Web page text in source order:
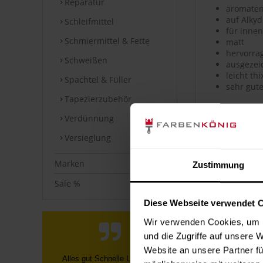
Zustimmung
Diese Webseite verwendet
Wir verwenden Cookies,
und die Zugriffe auf unsere
Website an unsere Partner
Schleifmittel
Schmiermittel & Fette
Schweißen
Spachtel & Füller
Tapezierzubehör
Verdünnung
Versieglung
Marken
Sale %
Telefonische Info, dass nicht die
auf
für innen
matt
leicht
sehr
Bei diesen
⤓